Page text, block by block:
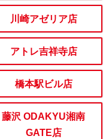
川崎アゼリア店
アトレ吉祥寺店
橋本駅ビル店
藤沢 ODAKYU湘南
GATE店